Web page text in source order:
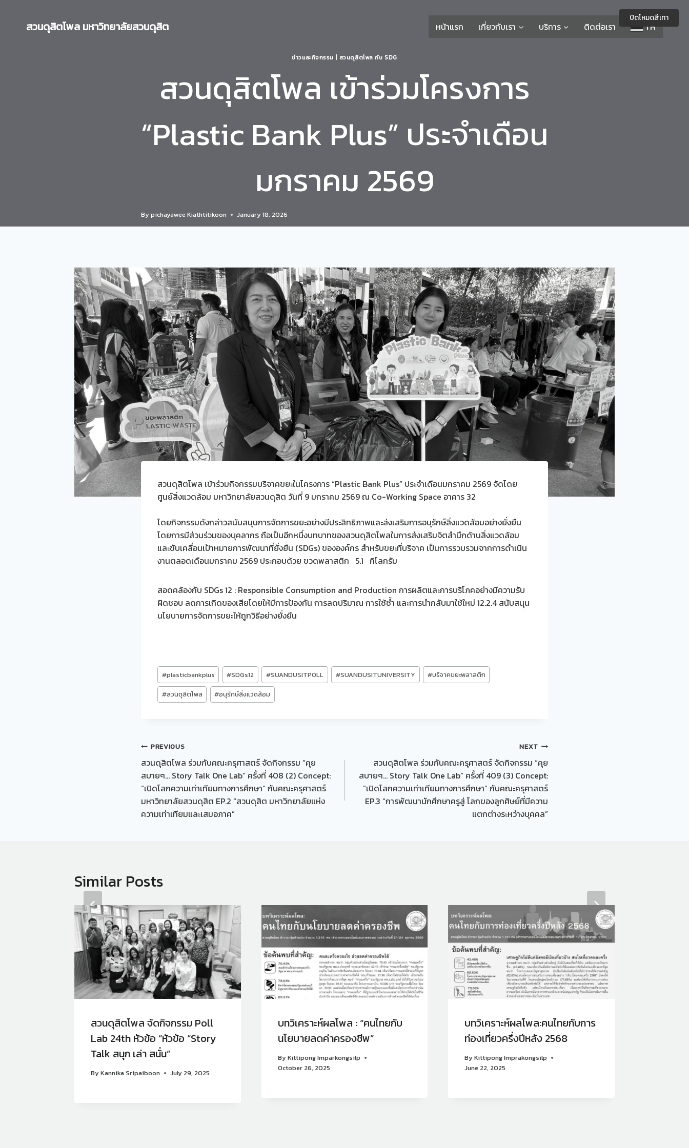
contentสวนดุสิตโพล มหาวิทยาลัยสวนดุสิต หน้าแรก เกี่ยวกับเรา บริการ ติดต่อเรา TH
ข่าวและกิจกรรม สวนดุสิตโพล กับ SDG
สวนดุสิตโพล เข้าร่วมโครงการ
“Plastic Bank Plus” ประจำเดือน
มกราคม 2569
By pichayawee Kiathtitikoon January 18, 2026
สวนดุสิตโพล เข้าร่วมกิจกรรมบริจาคขยะในโครงการ “Plastic Bank Plus” ประจำเดือนมกราคม 2569 จัดโดย
ศูนย์สิ่งแวดล้อม มหาวิทยาลัยสวนดุสิต วันที่ 9 มกราคม 2569 ณ Co-Working Space อาคาร 32
โดยกิจกรรมดังกล่าวสนับสนุนการจัดการขยะอย่างมีประสิทธิภาพและส่งเสริมการอนุรักษ์สิ่งแวดล้อมอย่างยั่งยืน
โดยการมีส่วนร่วมของบุคลากร ถือเป็นอีกหนึ่งบทบาทของสวนดุสิตโพลในการส่งเสริมจิตสำนึกด้านสิ่งแวดล้อม
และขับเคลื่อนเป้าหมายการพัฒนาที่ยั่งยืน (SDGs) ขององค์กร สำหรับขยะที่บริจาค เป็นการรวบรวมจากการดำเนิน
งานตลอดเดือนมกราคม 2569 ประกอบด้วย ขวดพลาสติก 5.1 กิโลกรัม
สอดคล้องกับ SDGs 12 : Responsible Consumption and Production การผลิตและการบริโภคอย่างมีความรับ
ผิดชอบ ลดการเกิดของเสียโดยให้มีการป้องกัน การลดปริมาณ การใช้ซ้ำ และการนำกลับมาใช้ใหม่ 12.2.4 สนับสนุน
นโยบายการจัดการขยะให้ถูกวิธีอย่างยั่งยืน
Post
Tags:
#plasticbankplus #SDGs12 #SUANDUSITPOLL #SUANDUSITUNIVERSITY #บริจาคขยะพลาสติก
#สวนดุสิตโพล #อนุรักษ์สิ่งแวดล้อม
Post
navigation
PREVIOUS
สวนดุสิตโพล ร่วมกับคณะครุศาสตร์ จัดกิจกรรม “คุย
สบายๆ… Story Talk One Lab“ ครั้งที่ 408 (2) Concept:
“เปิดโลกความเท่าเทียมทางการศึกษา” กับคณะครุศาสตร์
มหาวิทยาลัยสวนดุสิต EP.2 “สวนดุสิต มหาวิทยาลัยแห่ง
ความเท่าเทียมและเสมอภาค”
NEXT
สวนดุสิตโพล ร่วมกับคณะครุศาสตร์ จัดกิจกรรม “คุย
สบายๆ… Story Talk One Lab“ ครั้งที่ 409 (3) Concept:
“เปิดโลกความเท่าเทียมทางการศึกษา” กับคณะครุศาสตร์
EP.3 “การพัฒนานักศึกษาครูสู่ โลกของลูกศิษย์ที่มีความ
แตกต่างระหว่างบุคคล”
Similar Posts
สวนดุสิตโพล จัดกิจกรรม Poll
Lab 24th หัวข้อ “หัวข้อ “Story
Talk สนุก เล่า สนั่น”
ByKannika Sripaiboon July 29, 2025
บทวิเคราะห์ผลโพล : “คนไทยกับ
นโยบายลดค่าครองชีพ”
ByKittipong Imparkongsilp
October 26, 2025
บทวิเคราะห์ผลโพล:คนไทยกับการ
ท่องเที่ยวครึ่งปีหลัง 2568
ByKittipong Imprakongsilp
June 22, 2025
ปิดโหมดสีเทา